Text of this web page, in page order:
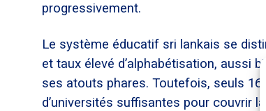
progressivement.
Le système éducatif sri lankais se
et taux élevé d’alphabétisation, aussi
ses atouts phares. Toutefois, seuls
d’universités suffisantes pour couvrir